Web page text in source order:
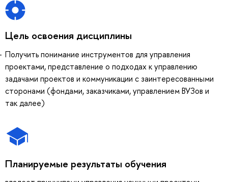
Цель освоения дисциплины
Получить понимание инструментов для управления
проектами, представление о подходах к управлению
задачами проектов и коммуникации с заинтересованными
сторонами (фондами, заказчиками, управлением ВУЗов и
так далее)
Планируемые результаты обучения